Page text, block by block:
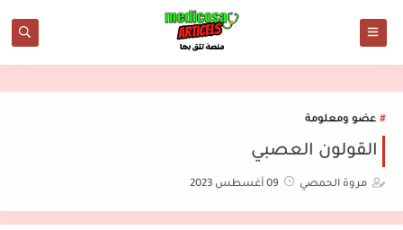
عضو ومعلومة
القولون العصبي
مروة الحمصي 09 أغسطس 2023